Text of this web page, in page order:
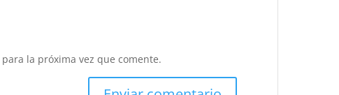
la próxima vez que comente.